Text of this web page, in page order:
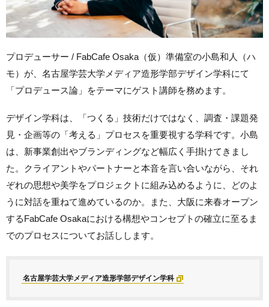
プロデューサー / FabCafe Osaka（仮）準備室の小島和人（ハ
モ）が、名古屋学芸大学メディア造形学部デザイン学科にて
「プロデュース論」をテーマにゲスト講師を務めます。
デザイン学科は、「つくる」技術だけではなく、調査・課題発
見・企画等の「考える」プロセスを重要視する学科です。小島
は、新事業創出やブランディングなど幅広く手掛けてきまし
た。クライアントやパートナーと本音を言い合いながら、それ
ぞれの思想や美学をプロジェクトに組み込めるように、どのよ
うに対話を重ねて進めているのか。また、大阪に来春オープン
するFabCafe Osakaにおける構想やコンセプトの確立に至るま
でのプロセスについてお話しします。
名古屋学芸大学メディア造形学部デザイン学科